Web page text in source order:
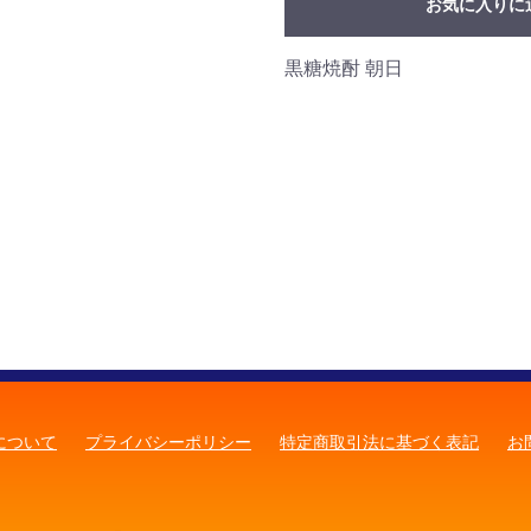
お気に入りに
黒糖焼酎 朝日
ついて プライバシーポリシー 特定商取引法に基づく表記 お